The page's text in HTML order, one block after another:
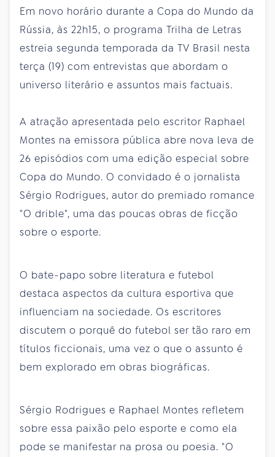
Em novo horário durante a Copa do Mundo da
Rússia, às 22h15, o programa Trilha de Letras
estreia segunda temporada da TV Brasil nesta
terça (19) com entrevistas que abordam o
universo literário e assuntos mais factuais.
A atração apresentada pelo escritor Raphael
Montes na emissora pública abre nova leva de
26 episódios com uma edição especial sobre
Copa do Mundo. O convidado é o jornalista
Sérgio Rodrigues, autor do premiado romance
"O drible", uma das poucas obras de ficção
sobre o esporte.
O bate-papo sobre literatura e futebol
destaca aspectos da cultura esportiva que
influenciam na sociedade. Os escritores
discutem o porquê do futebol ser tão raro em
títulos ficcionais, uma vez o que o assunto é
bem explorado em obras biográficas.
Sérgio Rodrigues e Raphael Montes refletem
sobre essa paixão pelo esporte e como ela
pode se manifestar na prosa ou poesia. "O